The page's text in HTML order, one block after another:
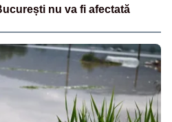
nu va fi afectată